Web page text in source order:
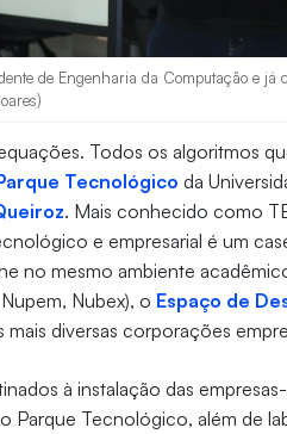
de Engenharia da Computação e
Todos os algoritmos
Tecnológico da
. Mais conhecido como
e empresarial é um
no mesmo ambiente
Nubex), o Espaço de
mais diversas corporações
à instalação das
Parque Tecnológico, além de